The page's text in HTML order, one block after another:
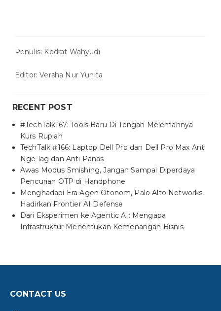
Penulis: Kodrat Wahyudi
Editor: Versha Nur Yunita
RECENT POST
#TechTalk167: Tools Baru Di Tengah Melemahnya
Kurs Rupiah
TechTalk #166: Laptop Dell Pro dan Dell Pro Max Anti
Nge-lag dan Anti Panas
Awas Modus Smishing, Jangan Sampai Diperdaya
Pencurian OTP di Handphone
Menghadapi Era Agen Otonom, Palo Alto Networks
Hadirkan Frontier AI Defense
Dari Eksperimen ke Agentic AI: Mengapa
Infrastruktur Menentukan Kemenangan Bisnis
CONTACT US